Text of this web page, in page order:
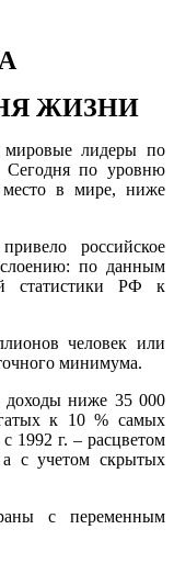
ЖИЗНИ
лидеры по
Сегодня по уровню
место в мире, ниже
российское
по данным
статистики РФ к
человек или
минимума.
доходы ниже 35 000
к 10 % самых
1992 г. – расцветом
с учетом скрытых
с переменным